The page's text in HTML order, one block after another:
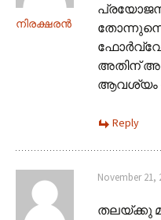
നിരക്ഷരൻ
അതിന്
ആവശ്യം
Reply
November 21,
തലയ്ക്കു